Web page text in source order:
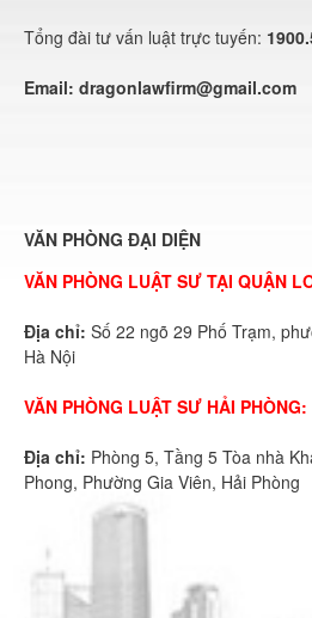
Tổng đài tư vấn luật trực tuyến:
Email: dragonlawfirm@gmail.com
VĂN PHÒNG ĐẠI DIỆN
VĂN PHÒNG LUẬT SƯ TẠI QUẬN
Địa chỉ: Số 22 ngõ 29 Phố Trạm,
Hà Nội
VĂN PHÒNG LUẬT SƯ HẢI PHÒNG:
Địa chỉ: Phòng 5, Tầng 5 Tòa nhà
Phong, Phường Gia Viên, Hải Phòng